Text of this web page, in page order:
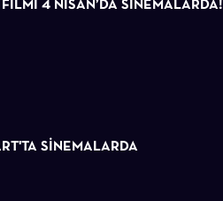
4 NISAN’DA SINEMALARDA!
SİNEMALARDA